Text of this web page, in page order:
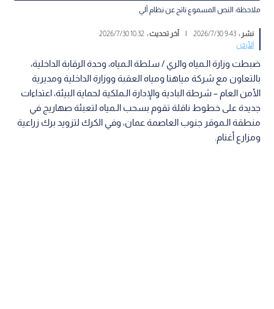
ملاحظة: النص المسموع ناتج عن نظام آلي
نشر :9:43 2026/7/30 آخر تحديث :10:32 2026/7/30
الأردن
ضبطت وزارة الـمياه والري / سلطة الـمياه، وحدة الرقابة الداخلية،
بالتعاون مع شركة مياهنا ومياه العقبة ووزارة الداخلية ومديرية
الأمن العام – شرطة البادية والإدارة الـملكية لحماية البيئة، اعتداءات
جديدة على خطوط ناقلة تقوم بسحب الـمياه لتعبئة صهاريج في
منطقة الـموقر جنوب العاصمة عمان، وفي الكرك لتزويد برك زراعية
ومزارع أغنام.